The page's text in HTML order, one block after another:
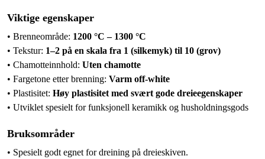
Viktige egenskaper
• Brenneområde: 1200 °C – 1300 °C
• Tekstur: 1–2 på en skala fra 1 (silkemyk) til 10 (grov)
• Chamotteinnhold: Uten chamotte
• Fargetone etter brenning: Varm off-white
• Plastisitet: Høy plastisitet med svært gode dreieegenskaper
• Utviklet spesielt for funksjonell keramikk og husholdningsgods
Bruksområder
• Spesielt godt egnet for dreining på dreieskiven.